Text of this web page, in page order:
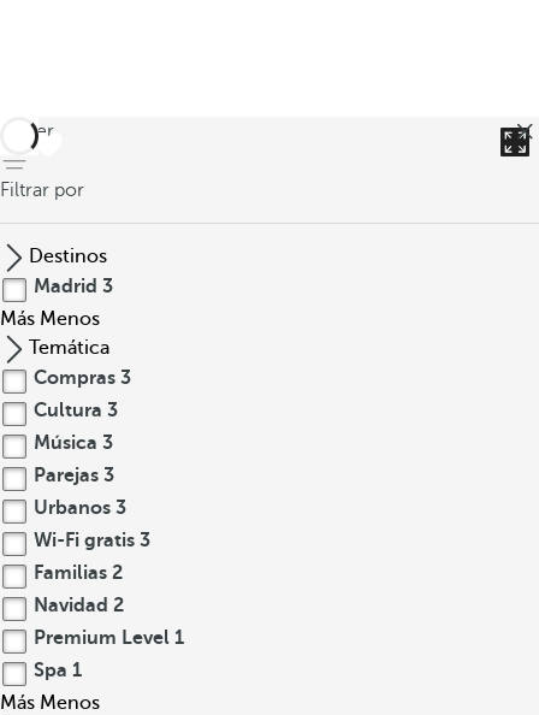
volver
Filtrar por
Destinos
Madrid 3
Más Menos
Temática
Compras 3
Cultura 3
Música 3
Parejas 3
Urbanos 3
Wi-Fi gratis 3
Familias 2
Navidad 2
Premium Level 1
Spa 1
Más Menos